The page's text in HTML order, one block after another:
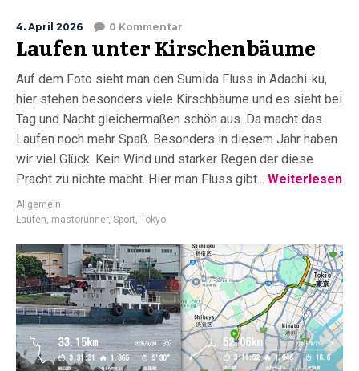
4. April 2026 0 Kommentar
Laufen unter Kirschenbäume
Auf dem Foto sieht man den Sumida Fluss in Adachi-ku,
hier stehen besonders viele Kirschbäume und es sieht bei
Tag und Nacht gleichermaßen schön aus. Da macht das
Laufen noch mehr Spaß. Besonders in diesem Jahr haben
wir viel Glück. Kein Wind und starker Regen der diese
Pracht zu nichte macht. Hier man Fluss gibt... Weiterlesen
Allgemein
Laufen, mastorunner, Sport, Tokyo